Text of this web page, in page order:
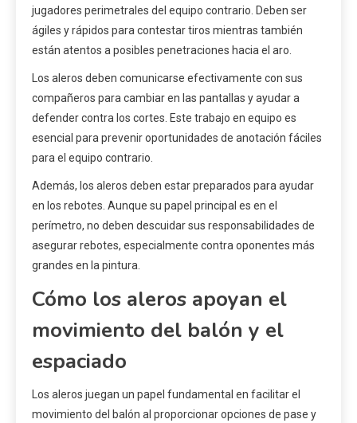
jugadores perimetrales del equipo contrario. Deben ser
ágiles y rápidos para contestar tiros mientras también
están atentos a posibles penetraciones hacia el aro.
Los aleros deben comunicarse efectivamente con sus
compañeros para cambiar en las pantallas y ayudar a
defender contra los cortes. Este trabajo en equipo es
esencial para prevenir oportunidades de anotación fáciles
para el equipo contrario.
Además, los aleros deben estar preparados para ayudar
en los rebotes. Aunque su papel principal es en el
perímetro, no deben descuidar sus responsabilidades de
asegurar rebotes, especialmente contra oponentes más
grandes en la pintura.
Cómo los aleros apoyan el
movimiento del balón y el
espaciado
Los aleros juegan un papel fundamental en facilitar el
movimiento del balón al proporcionar opciones de pase y